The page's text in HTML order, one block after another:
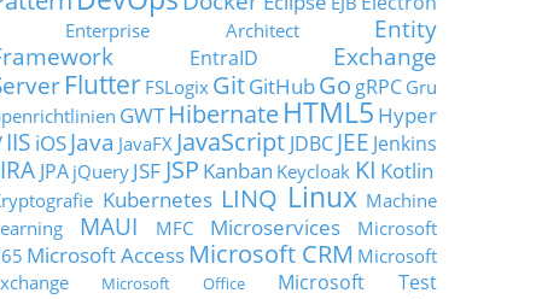
Enterprise Architect
Entity
EntraID
Exchange
Flutter FSLogix GitGitHubGo gRPC Gru
GWT HibernateHTML5 Hyper
IIS iOSJava JavaFX JavaScript JDBC JEE Jenkins
JPA jQuery JSF JSP Kanban Keycloak KI Kotlin
Kubernetes LINQ Linux Machine
MAUI MFC Microservices
Microsoft
Microsoft Access Microsoft CRM Microsoft
Microsoft Office
Microsoft Test